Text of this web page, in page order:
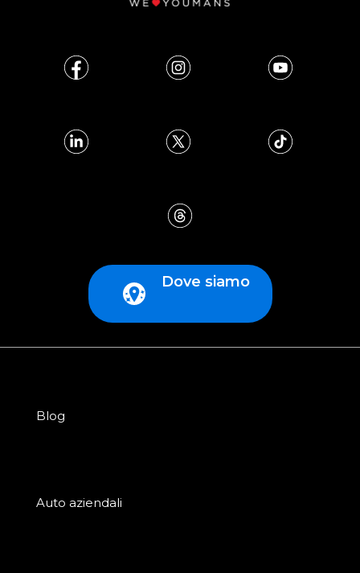
Dove siamo
Blog
Auto aziendali